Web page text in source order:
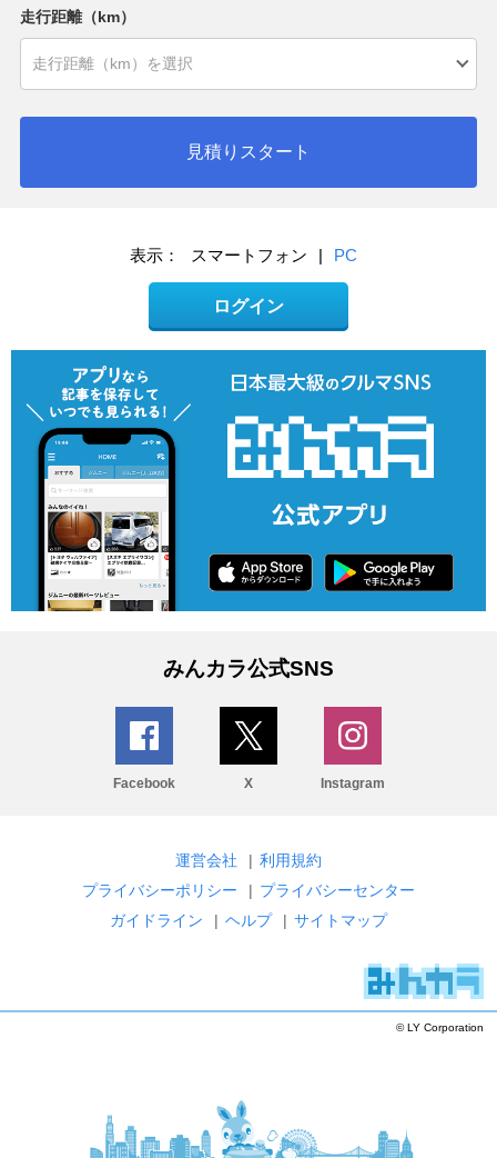
走行距離（km）
見積りスタート
表示： スマートフォン | PC
ログイン
みんカラ公式SNS
Facebook X Instagram
運営会社 | 利用規約
プライバシーポリシー
| プライバシーセンター
ガイドライン
| ヘルプ | サイトマップ
© LY Corporation